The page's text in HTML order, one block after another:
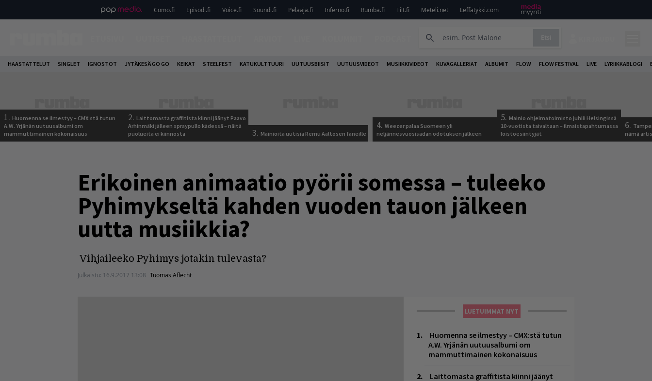
Como.fi Episodi.fi Voice.fi Soundi.fi Pelaaja.fi Inferno.fi Rumba.fi Tilt.fi Meteli.net Leffatykki.com
HAASTATTELUT SINGLET IGNOSTOT JYTÄKESÄ GO GO KEIKAT STEELFEST KATUKULTTUURI UUTUUSBIISIT UUTUUSVIDEOT MUSIIKKIVIDEOT KUVAGALLERIAT ALBUMIT FLOW FLOW FESTIVAL LIVE LYRIIKKABLOGI
1. Huomenna se ilmestyy – CMX:stä tutun
A.W. Yrjänän uutuusalbumi om
mammuttimainen kokonaisuus
2. Laittomasta graffitista kiinni jäänyt Paavo
Arhinmäki jälleen spraypullo kädessä – näitä
puolueita ei kiinnosta
3. Mainioita uutisia Remu Aaltosen faneille
4. Weezer palaa Suomeen yli
neljännesvuosisadan odotuksen jälkeen
5. Mainio ohjelmatoimisto juhlii Helsingissä
10-vuotista taivaltaan – ilmaistapahtumassa
loistoesiintyjät
6.
nämä
Erikoinen animaatio pyörii somessa – tuleeko
Pyhimykseltä kahden vuoden tauon jälkeen
uutta musiikkia?
Vihjaileeko Pyhimys jotakin tulevasta?
Julkaistu: 16.9.2017 13:08 Tuomas Aflecht
LUETUIMMAT NYT
Huomenna se ilmestyy – CMX:stä tutun
A.W. Yrjänän uutuusalbumi om
mammuttimainen kokonaisuus
Laittomasta graffitista kiinni jäänyt